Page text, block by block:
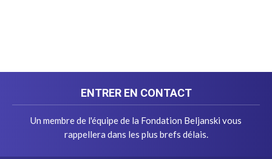
ENTRER EN CONTACT
Un membre de l'équipe de la Fondation Beljanski vous
rappellera dans les plus brefs délais.